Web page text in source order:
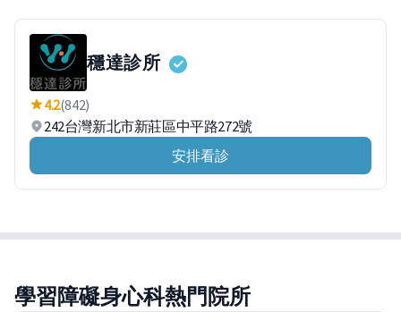
穩達診所
4.2(842)
242台灣新北市新莊區中平路272號
安排看診
學習障礙身心科熱門院所